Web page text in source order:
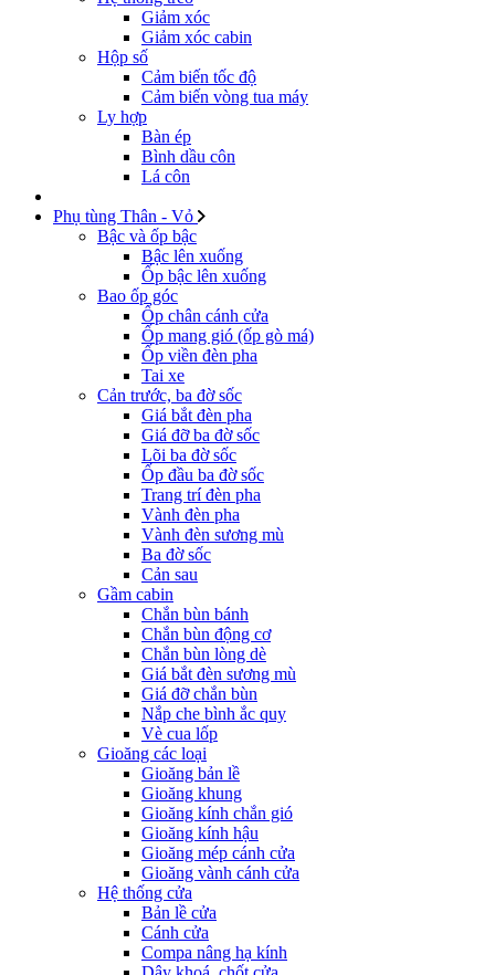
Giảm xóc
Giảm xóc cabin
Hộp số
Cảm biến tốc độ
Cảm biến vòng tua máy
Ly hợp
Bàn ép
Bình dầu côn
Lá côn
Phụ tùng Thân - Vỏ
Bậc và ốp bậc
Bậc lên xuống
Ốp bậc lên xuống
Bao ốp góc
Ốp chân cánh cửa
Ốp mang gió (ốp gò má)
Ốp viền đèn pha
Tai xe
Cản trước, ba đờ sốc
Giá bắt đèn pha
Giá đỡ ba đờ sốc
Lõi ba đờ sốc
Ốp đầu ba đờ sốc
Trang trí đèn pha
Vành đèn pha
Vành đèn sương mù
Ba đờ sốc
Cản sau
Gầm cabin
Chắn bùn bánh
Chắn bùn động cơ
Chắn bùn lòng dè
Giá bắt đèn sương mù
Giá đỡ chắn bùn
Nắp che bình ắc quy
Vè cua lốp
Gioăng các loại
Gioăng bản lề
Gioăng khung
Gioăng kính chắn gió
Gioăng kính hậu
Gioăng mép cánh cửa
Gioăng vành cánh cửa
Hệ thống cửa
Bản lề cửa
Cánh cửa
Compa nâng hạ kính